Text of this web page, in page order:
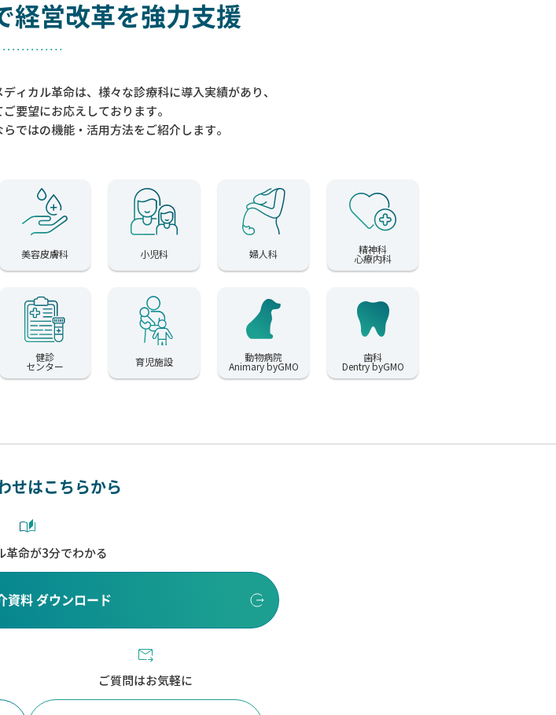
経営改革を強力支援
ィカル革命は、様々な診療科に導入実績があり、
要望にお応えしております。
ではの機能・活用方法をご紹介します。
美容皮膚科 小児科 婦人科 精神科
心療内科
健診
センター 育児施設 動物病院
Animary byGMO
歯科
Dentry byGMO
せはこちらから
革命が3分でわかる
資料 ダウンロード
ご質問はお気軽に